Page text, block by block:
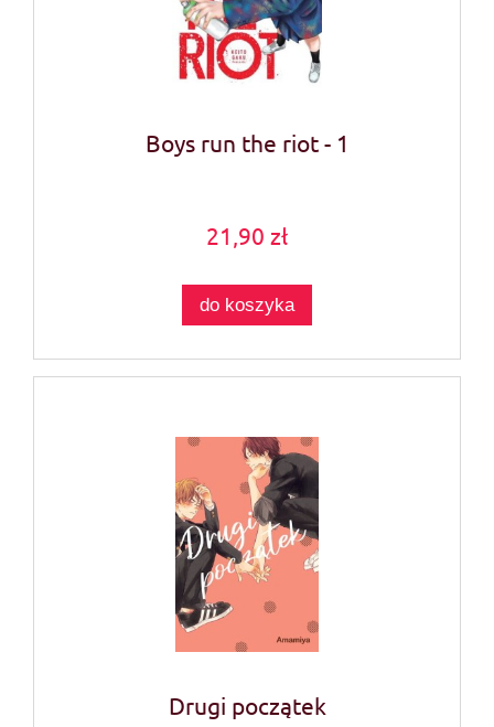
Boys run the riot - 1
21,90 zł
do koszyka
Drugi początek